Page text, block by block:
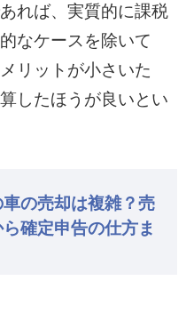
れば、実質的に課税
なケースを除いて
リットが小さいた
したほうが良いとい
の売却は複雑？売
確定申告の仕方ま